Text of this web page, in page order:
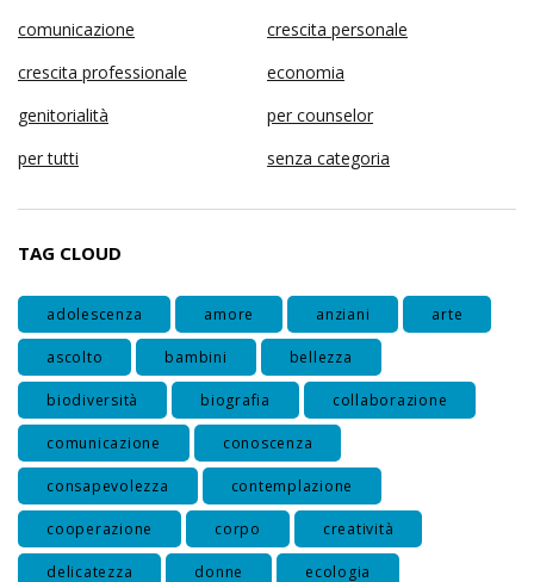
comunicazione
crescita personale
crescita professionale
economia
genitorialità
per counselor
per tutti
senza categoria
TAG CLOUD
adolescenza amore anziani arte
ascolto bambini bellezza
biodiversità biografia collaborazione
comunicazione conoscenza
consapevolezza contemplazione
cooperazione corpo creatività
delicatezza donne ecologia